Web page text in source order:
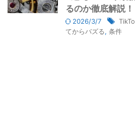
るのか徹底解説！
2026/3/7
てからバズる, 条件